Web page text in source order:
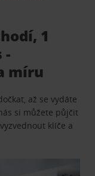
1
-
míru
až se vydáte
si můžete půjčit
klíče a